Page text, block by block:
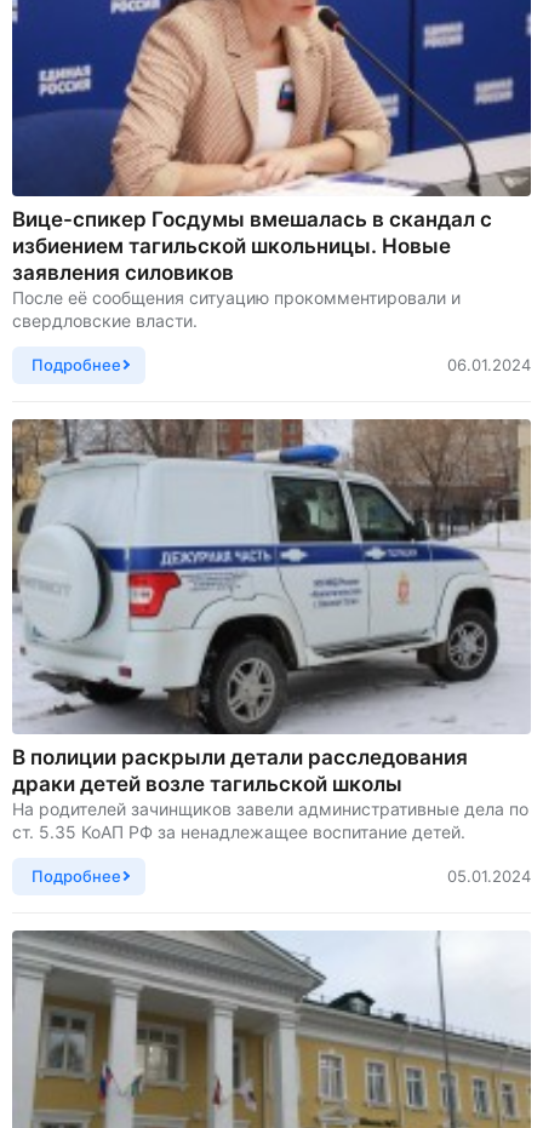
Вице-спикер Госдумы вмешалась в скандал с
избиением тагильской школьницы. Новые
заявления силовиков
После её сообщения ситуацию прокомментировали и
свердловские власти.
Подробнее 06.01.2024
В полиции раскрыли детали расследования
драки детей возле тагильской школы
На родителей зачинщиков завели административные дела по
ст. 5.35 КоАП РФ за ненадлежащее воспитание детей.
Подробнее 05.01.2024